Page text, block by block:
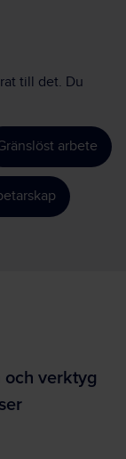
till det. Du
arbete
verktyg